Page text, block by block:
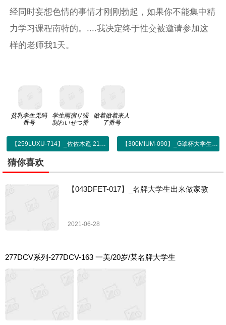
经同时妄想色情的事情才刚刚勃起，如果你不能集中精
力学习课程南特的。....我决定终于性交被邀请参加这
样的老师我1天。
贫乳学生无码
番号
学生雨宿り强
制わいせつ番
做着做着来人
了番号
猜你喜欢
【043DFET-017】_名牌大学生出来做家教
2021-06-28
277DCV系列-277DCV-163 一美/20岁/某名牌大学生